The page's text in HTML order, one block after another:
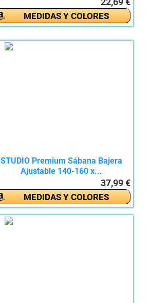
MEDIDAS Y COLORES
STUDIO Premium Sábana Bajera
Ajustable 140-160 x...
37,99 €
MEDIDAS Y COLORES